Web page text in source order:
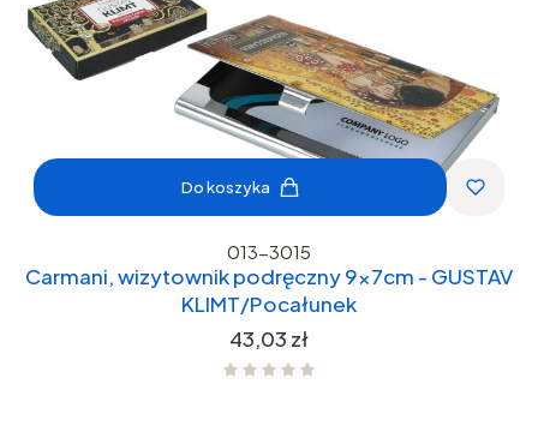
Do koszyka
013-3015
Carmani, wizytownik podręczny 9x7cm - GUSTAV
KLIMT/Pocałunek
Cena
43,03 zł